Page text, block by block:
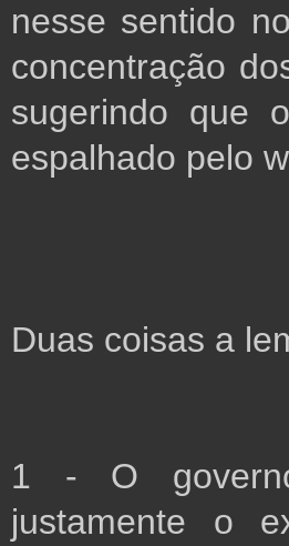
nesse sentido
concentração
sugerindo que
espalhado pelo
Duas coisas a
1 - O
justamente o